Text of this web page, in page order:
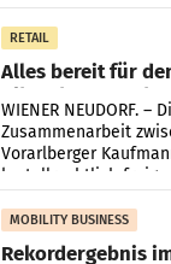
RETAIL
Alles bereit für
Albrecht setzt ab
WIENER NEUDORF. –
Zusammenarbeit
Vorarlberger
kartellrechtlich
Bundeskartellanwalt
MOBILITY BUSINESS
Rekordergebnis